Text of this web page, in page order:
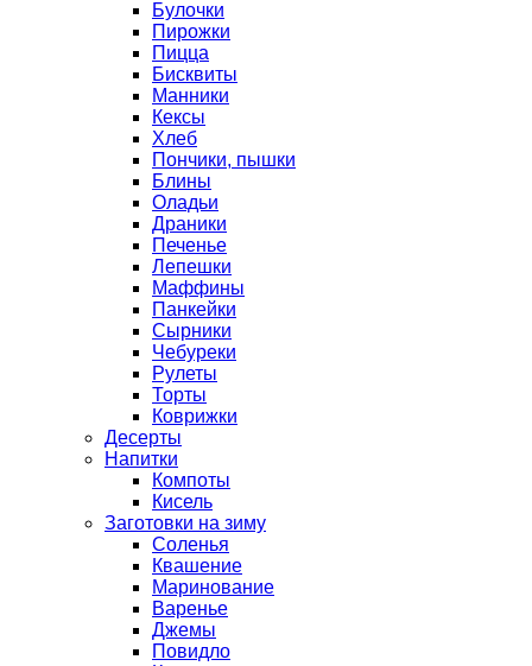
Булочки
Пирожки
Пицца
Бисквиты
Манники
Кексы
Хлеб
Пончики, пышки
Блины
Оладьи
Драники
Печенье
Лепешки
Маффины
Панкейки
Сырники
Чебуреки
Рулеты
Торты
Коврижки
Десерты
Напитки
Компоты
Кисель
Заготовки на зиму
Соленья
Квашение
Маринование
Варенье
Джемы
Повидло